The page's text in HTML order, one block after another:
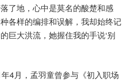
了地，心中是莫名的酸楚和感
各样的编排和误解，我却始终记
巨大洪流，她握住我的手说‘别
4月，孟羽童曾参与《初入职场